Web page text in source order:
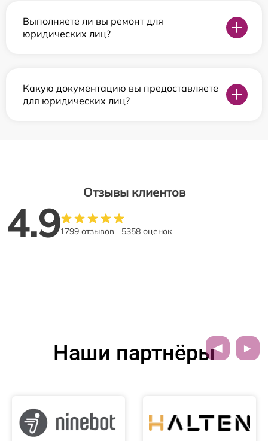
Выполняете ли вы ремонт для
юридических лиц?
Какую документацию вы предоставляете
для юридических лиц?
Отзывы клиентов
4.91799 отзывов 5358 оценок
Наши партнёры